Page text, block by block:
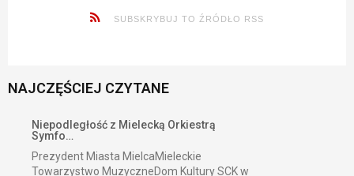
SUBSKRYBUJ TO ŹRÓDŁO RSS
NAJCZĘŚCIEJ CZYTANE
Niepodległość z Mielecką Orkiestrą
Symfo…
Prezydent Miasta MielcaMieleckie
Towarzystwo MuzyczneDom Kultury SCK w